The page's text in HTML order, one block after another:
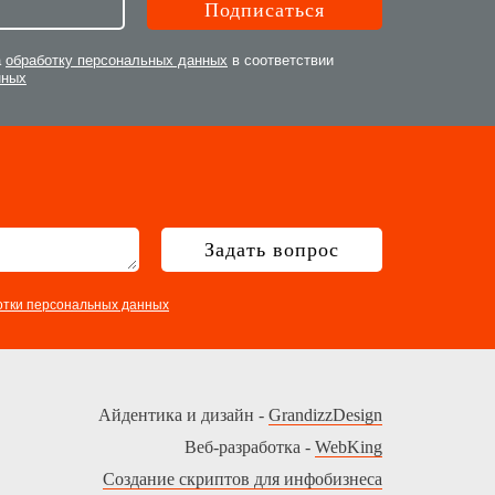
обработку персональных данных в соответствии
Задать вопрос
персональных данных
Айдентика и дизайн - GrandizzDesign
Веб-разработка - WebKing
Создание скриптов для инфобизнеса